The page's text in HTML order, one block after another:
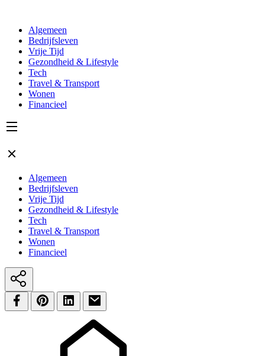
Algemeen
Bedrijfsleven
Vrije Tijd
Gezondheid & Lifestyle
Tech
Travel & Transport
Wonen
Financieel
Algemeen
Bedrijfsleven
Vrije Tijd
Gezondheid & Lifestyle
Tech
Travel & Transport
Wonen
Financieel